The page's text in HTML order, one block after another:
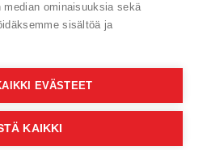
ominaisuuksia sekä
sisältöä ja
EVÄSTEET
KAIKKI